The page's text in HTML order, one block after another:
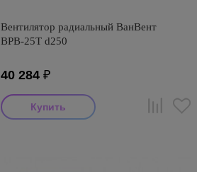
Вентилятор радиальный ВанВент
ВРВ-25Т d250
40 284₽